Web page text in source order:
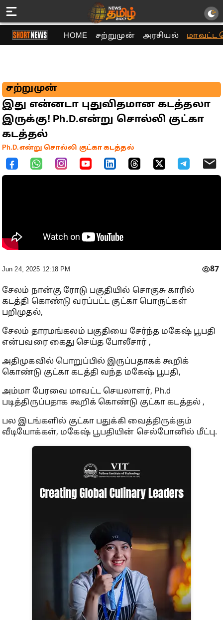
HOME சற்றுமுன் அரசியல் மாவட்ட
சற்றுமுன்
இது என்னடா புதுவிதமான கடத்தலா
இருக்கு! Ph.D.என்று சொல்லி குட்கா
கடத்தல்
Ph.D.என்று சொல்லி குட்கா கடத்தல்
Jun 24, 2025 12:18 PM 87
சேலம் நான்கு ரோடு பகுதியில் சொகுசு காரில்
கடத்தி கொண்டு வரப்பட்ட குட்கா பொருட்கள்
பறிமுதல்,
சேலம் தாரமங்கலம் பகுதியை சேர்ந்த மகேஷ் பூபதி
என்பவரை கைது செய்த போலீசார் ,
அதிமுகவில் பொறுப்பில் இருப்பதாகக் கூறிக்
கொண்டு குட்கா கடத்தி வந்த மகேஷ் பூபதி,
அம்மா பேரவை மாவட்ட செயலாளர், Ph.d
படித்திருப்பதாக கூறிக் கொண்டு குட்கா கடத்தல் ,
பல இடங்களில் குட்கா பதுக்கி வைத்திருக்கும்
வீடியோக்கள், மகேஷ் பூபதியின் செல்போனில் மீட்பு.